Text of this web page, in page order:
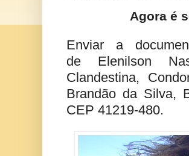
Agora é
Enviar a
de Elenilson
Clandestina,
Brandão da Silva,
CEP 41219-480.